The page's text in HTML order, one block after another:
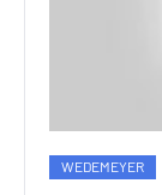
WEDEMEYER